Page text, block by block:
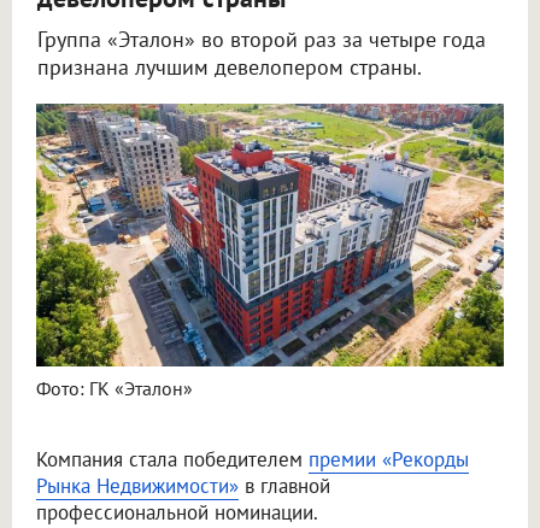
Группа «Эталон» во второй раз за четыре года
признана лучшим девелопером страны.
Фото: ГК «Эталон»
Компания стала победителем премии «Рекорды
Рынка Недвижимости» в главной
профессиональной номинации.